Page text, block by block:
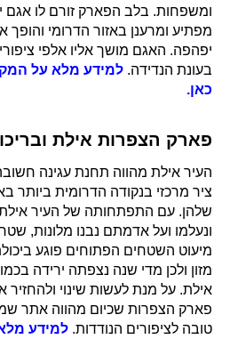
ומשפחות. בלב הפארק זורם לו אגם
מפתיע ומרענן באזור הדרומי
יפהפה. האגם מושך אליו אלפי
בעונת הנדידה. למידע מלא על
כאן.
פארק הצפרות אילת
העיר אילת מהווה תחנת עגינה
ציר מרכזי בנקודה הדרומית ביותר
שלהן. עם התפתחותה של העיר
ונעלמו ועל אדמתם נבנו מלונות,
מיעוט השטחים הפתוחים פוגע
מזון ולכן מדי שנה נצפתה ירידה
אילת. על מנת לעשות שינוי
פארק הצפרות שכיום מהווה אתר
טובה לציפורים הנודדות. למידע